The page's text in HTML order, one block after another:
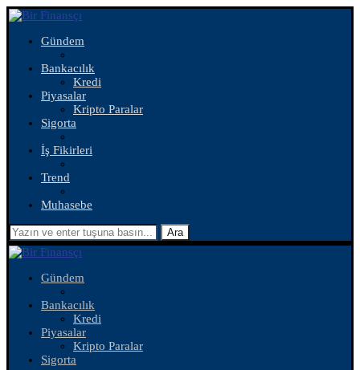
Gündem
Bankacılık
Kredi
Piyasalar
Kripto Paralar
Sigorta
İş Fikirleri
Trend
Muhasebe
Ara
Gündem
Bankacılık
Kredi
Piyasalar
Kripto Paralar
Sigorta